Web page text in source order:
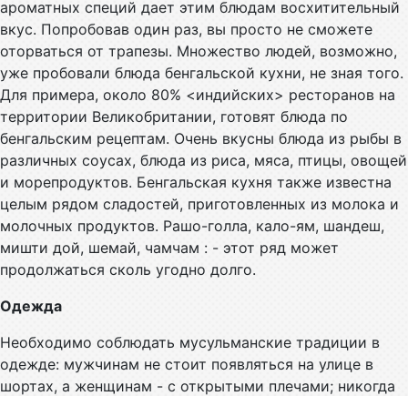
ароматных специй дает этим блюдам восхитительный
вкус. Попробовав один раз, вы просто не сможете
оторваться от трапезы. Множество людей, возможно,
уже пробовали блюда бенгальской кухни, не зная того.
Для примера, около 80% <индийских> ресторанов на
территории Великобритании, готовят блюда по
бенгальским рецептам. Очень вкусны блюда из рыбы в
различных соусах, блюда из риса, мяса, птицы, овощей
и морепродуктов. Бенгальская кухня также известна
целым рядом сладостей, приготовленных из молока и
молочных продуктов. Рашо-голла, кало-ям, шандеш,
мишти дой, шемай, чамчам : - этот ряд может
продолжаться сколь угодно долго.
Одежда
Необходимо соблюдать мусульманские традиции в
одежде: мужчинам не стоит появляться на улице в
шортах, а женщинам - с открытыми плечами; никогда